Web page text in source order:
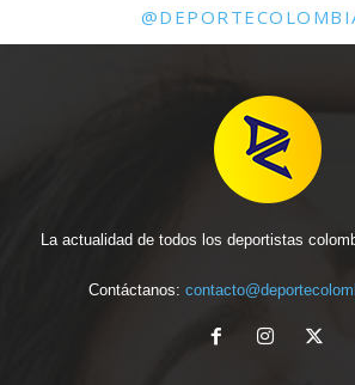
La actualidad de todos los deportistas
Contáctanos: